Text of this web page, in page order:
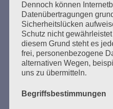
SS-Mann Oskar Gröning
Verfahren genannt hatte.
Befehle ausgeführt und nicht
dadurch jemanden zu
worden, wenn er sich
eben jemand anderes an
einer einen Befehl verweigert
keinen bekannten Fall gibt, in
Dennoch können
Datenübertragungen
Sicherheitslücken
Schutz nicht
diesem Grund steht es
frei, personenbezogene
alternativen Wegen,
uns zu übermitteln.
Begriffsbestimmungen